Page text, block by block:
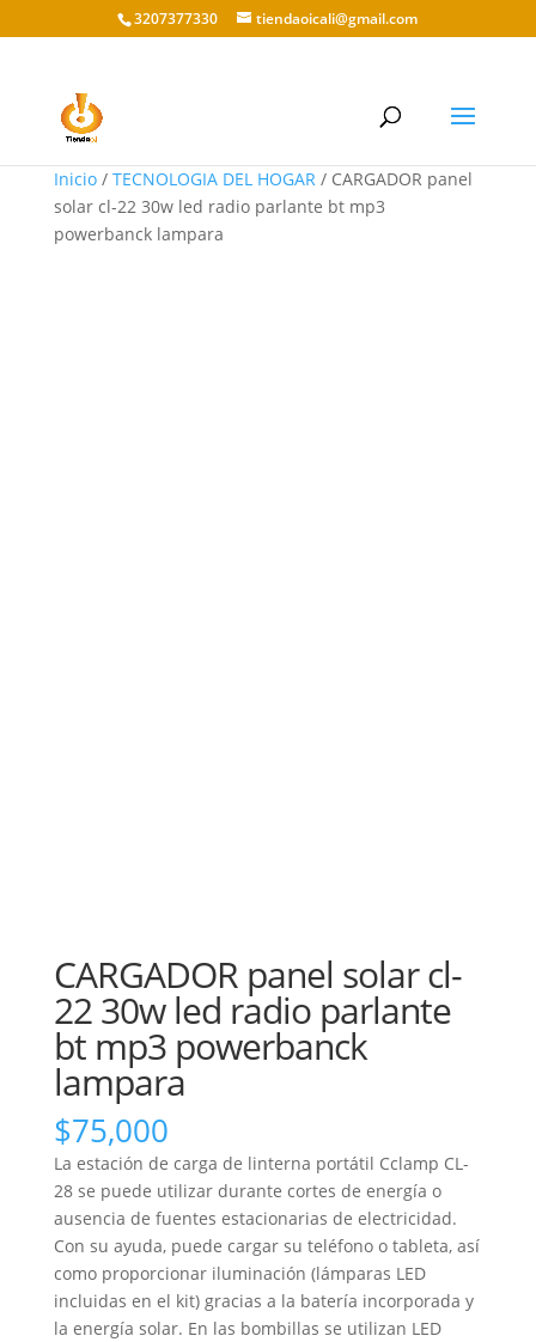
3207377330 tiendaoicali@gmail.com
Inicio/ TECNOLOGIA DEL HOGAR/ CARGADOR panel
solar cl-22 30w led radio parlante bt mp3
powerbanck lampara
CARGADOR panel solar cl-
22 30w led radio parlante
bt mp3 powerbanck
lampara
$75,000
La estación de carga de linterna portátil Cclamp CL-
28 se puede utilizar durante cortes de energía o
ausencia de fuentes estacionarias de electricidad.
Con su ayuda, puede cargar su teléfono o tableta, así
como proporcionar iluminación (lámparas LED
incluidas en el kit) gracias a la batería incorporada y
la energía solar. En las bombillas se utilizan LED